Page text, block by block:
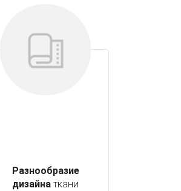
Разнообразие
дизайна ткани